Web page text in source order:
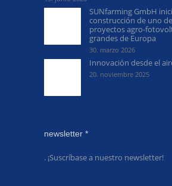
SUNfarming GmbH
construcción de uno
proyectos agro-
grandes de Europa
30. marzo 2026
Innovación desde el
20. noviembre 2025
newsletter *
. ¡Suscríbase a nuestro newsletter!